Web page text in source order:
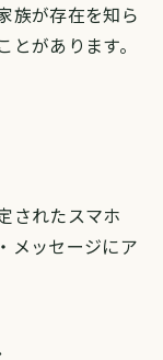
族が存在を知ら
があります。
されたスマホ
メッセージにア